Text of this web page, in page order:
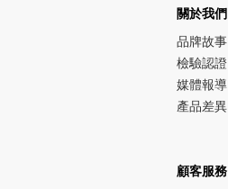
關於我們
品牌故事
檢驗認證
媒體報導
產品差異
顧客服務